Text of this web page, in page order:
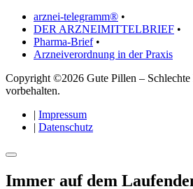
arznei-telegramm® •
DER ARZNEIMITTELBRIEF •
Pharma-Brief•
Arzneiverordnung in der Praxis
Copyright ©2026 Gute Pillen –
vorbehalten.
| Impressum
| Datenschutz
Immer auf dem